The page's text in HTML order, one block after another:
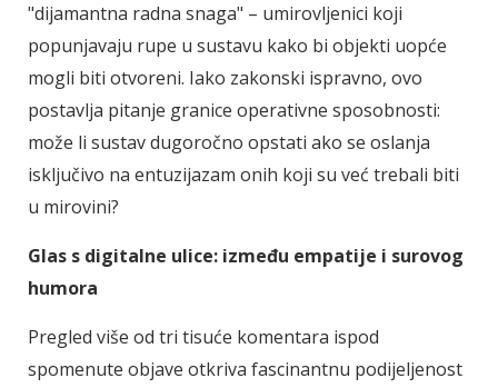
"dijamantna radna snaga" – umirovljenici koji
popunjavaju rupe u sustavu kako bi objekti uopće
mogli biti otvoreni. Iako zakonski ispravno, ovo
postavlja pitanje granice operativne sposobnosti:
može li sustav dugoročno opstati ako se oslanja
isključivo na entuzijazam onih koji su već trebali biti
u mirovini?
Glas s digitalne ulice: između empatije i surovog
humora
Pregled više od tri tisuće komentara ispod
spomenute objave otkriva fascinantnu podijeljenost